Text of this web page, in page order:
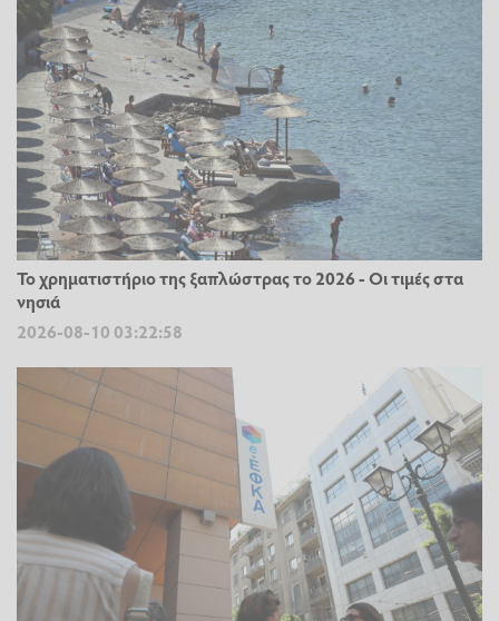
Το χρηματιστήριο της ξαπλώστρας το 2026 - Οι τιμές στα
νησιά
2026-08-10 03:22:58